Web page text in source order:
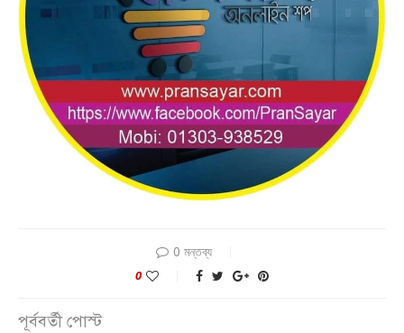
0 মন্তব্য
0
পূর্ববর্তী পোস্ট